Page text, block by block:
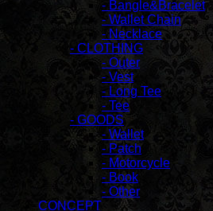
- Bangle&Bracelet
- Wallet Chain
- Necklace
- CLOTHING
- Outer
- Vest
- Long Tee
- Tee
- GOODS
- Wallet
- Patch
- Motorcycle
- Book
- Other
CONCEPT